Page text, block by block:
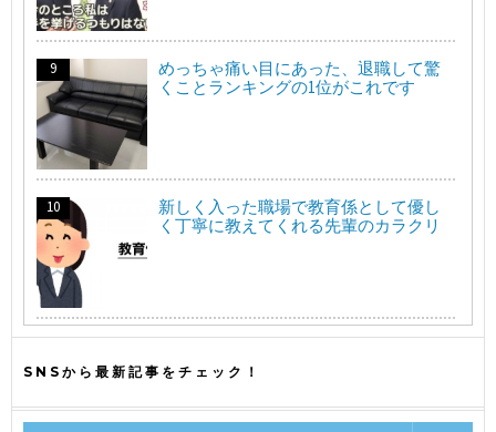
めっちゃ痛い目にあった、退職して驚
くことランキングの1位がこれです
新しく入った職場で教育係として優し
く丁寧に教えてくれる先輩のカラクリ
SNSから最新記事をチェック！